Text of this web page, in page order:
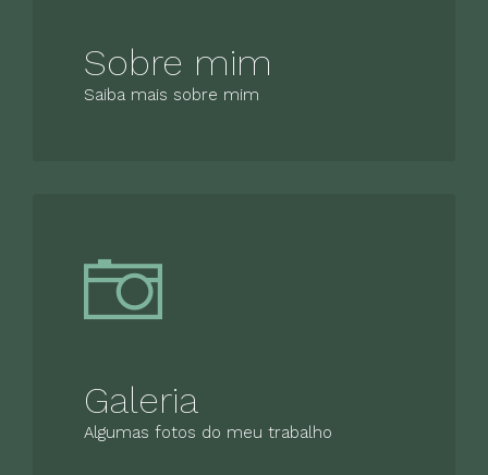
Sobre mim
Saiba mais sobre mim
Galeria
Algumas fotos do meu trabalho